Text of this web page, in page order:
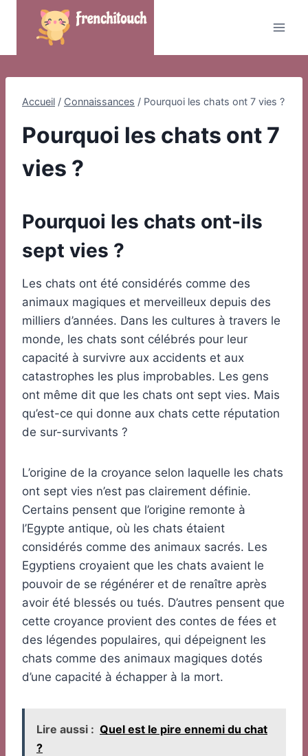
Accueil / Connaissances / Pourquoi les chats ont 7 vies ?
Pourquoi les chats ont 7
vies ?
Pourquoi les chats ont-ils
sept vies ?
Les chats ont été considérés comme des
animaux magiques et merveilleux depuis des
milliers d’années. Dans les cultures à travers le
monde, les chats sont célébrés pour leur
capacité à survivre aux accidents et aux
catastrophes les plus improbables. Les gens
ont même dit que les chats ont sept vies. Mais
qu’est-ce qui donne aux chats cette réputation
de sur-survivants ?
L’origine de la croyance selon laquelle les chats
ont sept vies n’est pas clairement définie.
Certains pensent que l’origine remonte à
l’Egypte antique, où les chats étaient
considérés comme des animaux sacrés. Les
Egyptiens croyaient que les chats avaient le
pouvoir de se régénérer et de renaître après
avoir été blessés ou tués. D’autres pensent que
cette croyance provient des contes de fées et
des légendes populaires, qui dépeignent les
chats comme des animaux magiques dotés
d’une capacité à échapper à la mort.
Lire aussi : Quel est le pire ennemi du chat
?